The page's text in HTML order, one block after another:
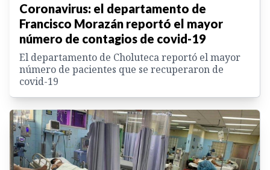
Coronavirus: el departamento de
Francisco Morazán reportó el mayor
número de contagios de covid-19
El departamento de Choluteca reportó el mayor
número de pacientes que se recuperaron de
covid-19